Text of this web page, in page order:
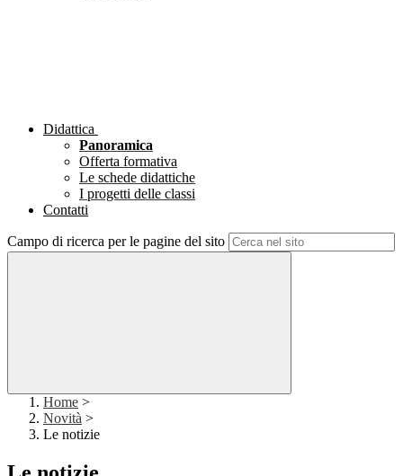
Didattica
Panoramica
Offerta formativa
Le schede didattiche
I progetti delle classi
Contatti
Campo di ricerca per le pagine del sito
Home >
Novità >
Le notizie